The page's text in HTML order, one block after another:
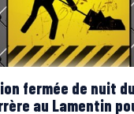
fermée de nuit
au Lamentin